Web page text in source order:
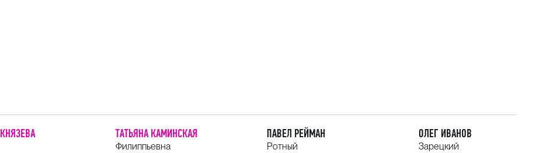
ТАТЬЯНА КАМИНСКАЯ
Филиппьевна
ПАВЕЛ РЕЙМАН
Ротный
ОЛЕГ ИВАНОВ
Зарецкий